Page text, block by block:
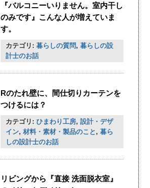
『バルコニーいりません。室内干し
のみです』こんな人が増えていま
す。
カテゴリ: 暮らしの質問, 暮らしの設
計士のお話
Rのたれ壁に、間仕切りカーテンを
つけるには？
カテゴリ: ひまわり工房, 設計・デザ
イン, 材料・素材・製品のこと , 暮ら
しの設計士のお話
リビングから『直接 洗面脱衣室』